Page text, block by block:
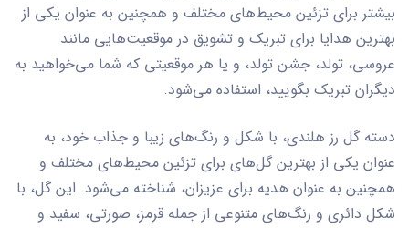
بیشتر برای تزئین محیط‌های مختلف و همچنین به عنوان یکی از
بهترین هدایا برای تبریک و تشویق در موقعیت‌هایی مانند
عروسی، تولد، جشن تولد، و یا هر موقعیتی که شما می‌خواهید به
دیگران تبریک بگویید، استفاده می‌شود.
دسته گل رز هلندی، با شکل و رنگ‌های زیبا و جذاب خود، به
عنوان یکی از بهترین گل‌های برای تزئین محیط‌های مختلف و
همچنین به عنوان هدیه برای عزیزان، شناخته می‌شود. این گل، با
شکل دائری و رنگ‌های متنوعی از جمله قرمز، صورتی، سفید و